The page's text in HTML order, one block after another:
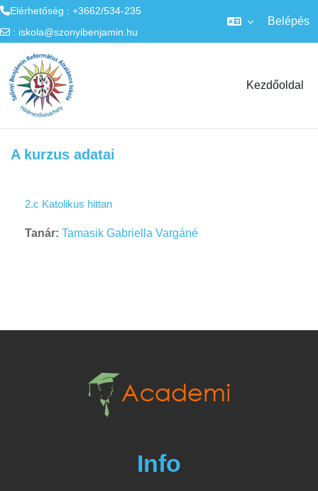
Elérhetőség : +3662/534-235
: iskola@szonyibenjamin.hu
Belépés
Kezdőoldal
A kurzus adatai
2.c Katolikus hittan
Tanár: Tamasik Gabriella Vargáné
Info